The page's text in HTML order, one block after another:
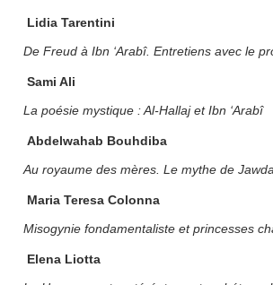
Lidia Tarentini
De Freud à Ibn ‘Arabî. Entretiens avec le
Sami Ali
La poésie mystique : Al-Hallaj et Ibn ‘Arabî
Abdelwahab Bouhdiba
Au royaume des mères. Le mythe de
Maria Teresa Colonna
Misogynie fondamentaliste et princesses
Elena Liotta